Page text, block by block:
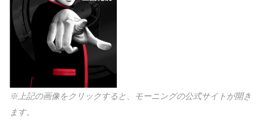
※上記の画像をクリックすると、モーニングの公式サイトが開き
ます。